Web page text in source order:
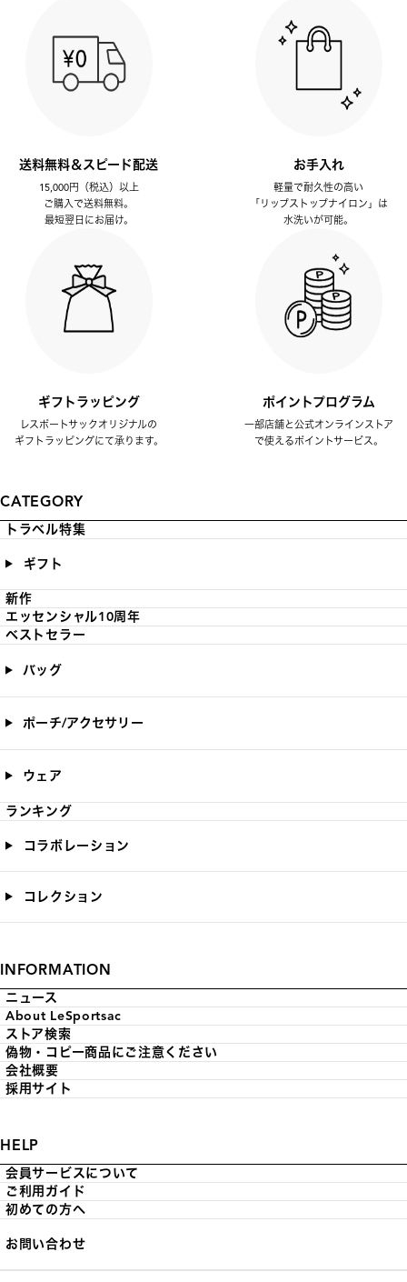
送料無料＆スピード配送
15,000円（税込）以上
ご購入で送料無料。
最短翌日にお届け。
お手入れ
軽量で耐久性の高い
「リップストップナイロン」は
水洗いが可能。
ギフトラッピング
レスポートサックオリジナルの
ギフトラッピングにて承ります。
ポイントプログラム
一部店舗と公式オンラインストア
で使えるポイントサービス。
CATEGORY
トラベル特集
ギフト
新作
エッセンシャル10周年
ベストセラー
バッグ
ポーチ/アクセサリー
ウェア
ランキング
コラボレーション
コレクション
INFORMATION
ニュース
About LeSportsac
ストア検索
偽物・コピー商品にご注意ください
会社概要
採用サイト
HELP
会員サービスについて
ご利用ガイド
初めての方へ
お問い合わせ